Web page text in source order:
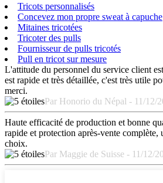
Tricots personnalisés
Concevez mon propre sweat à capuche
Mitaines tricotées
Tricoter des pulls
Fournisseur de pulls tricotés
Pull en tricot sur mesure
L'attitude du personnel du service client
est rapide et très détaillée, c'est très utile
merci.
Par Honorio du Népal - 11/12/
Haute efficacité de production et bonne
rapide et protection après-vente
choix.
Par Maggie de Suisse - 11/12/